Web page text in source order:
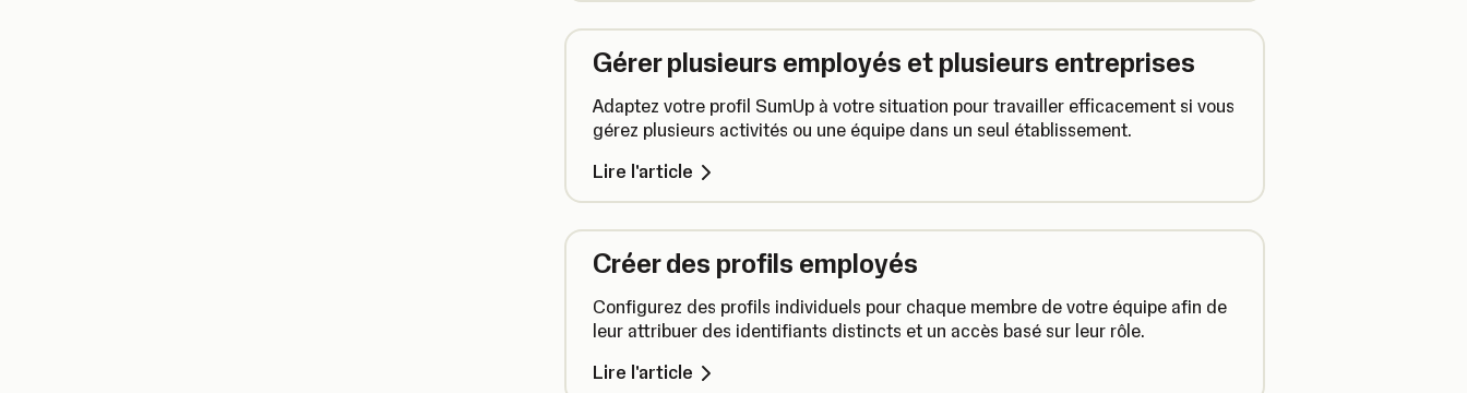
Gérer plusieurs employés et plusieurs entreprises
Adaptez votre profil SumUp à votre situation pour travailler efficacement si vous
gérez plusieurs activités ou une équipe dans un seul établissement.
Lire l'article
Créer des profils employés
Configurez des profils individuels pour chaque membre de votre équipe afin de
leur attribuer des identifiants distincts et un accès basé sur leur rôle.
Lire l'article